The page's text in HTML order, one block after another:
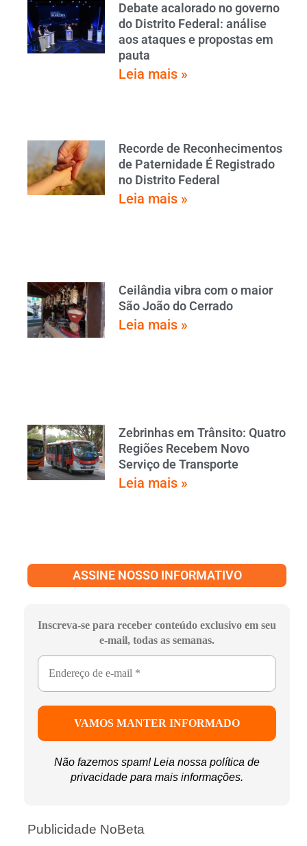
Debate acalorado no governo
do Distrito Federal: análise
aos ataques e propostas em
pauta
Leia mais »
Recorde de Reconhecimentos
de Paternidade É Registrado
no Distrito Federal
Leia mais »
Ceilândia vibra com o maior
São João do Cerrado
Leia mais »
Zebrinhas em Trânsito: Quatro
Regiões Recebem Novo
Serviço de Transporte
Leia mais »
ASSINE NOSSO INFORMATIVO
Inscreva-se para receber conteúdo exclusivo em seu
e-mail, todas as semanas.
Não fazemos spam! Leia nossa política de
privacidade para mais informações.
Publicidade NoBeta